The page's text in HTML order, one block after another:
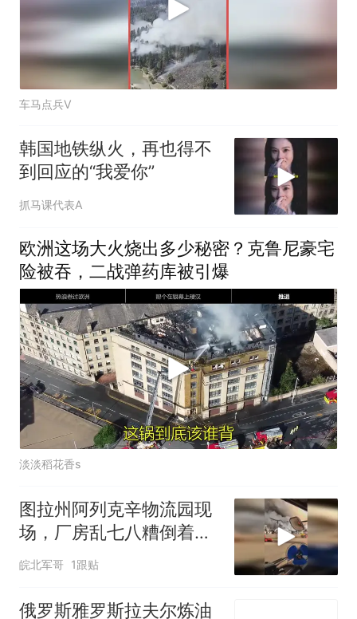
车马点兵V
韩国地铁纵火，再也得不
到回应的“我爱你”
抓马课代表A
欧洲这场大火烧出多少秘密？克鲁尼豪宅
险被吞，二战弹药库被引爆
淡淡稻花香s
图拉州阿列克辛物流园现
场，厂房乱七八糟倒着，
透露出悲惨的结局
皖北军哥 1跟贴
俄罗斯雅罗斯拉夫尔炼油